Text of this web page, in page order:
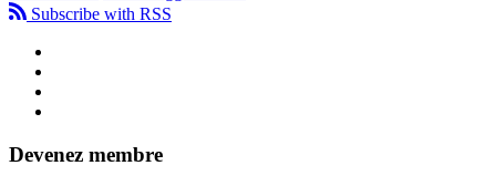
Subscribe with RSS
Devenez membre